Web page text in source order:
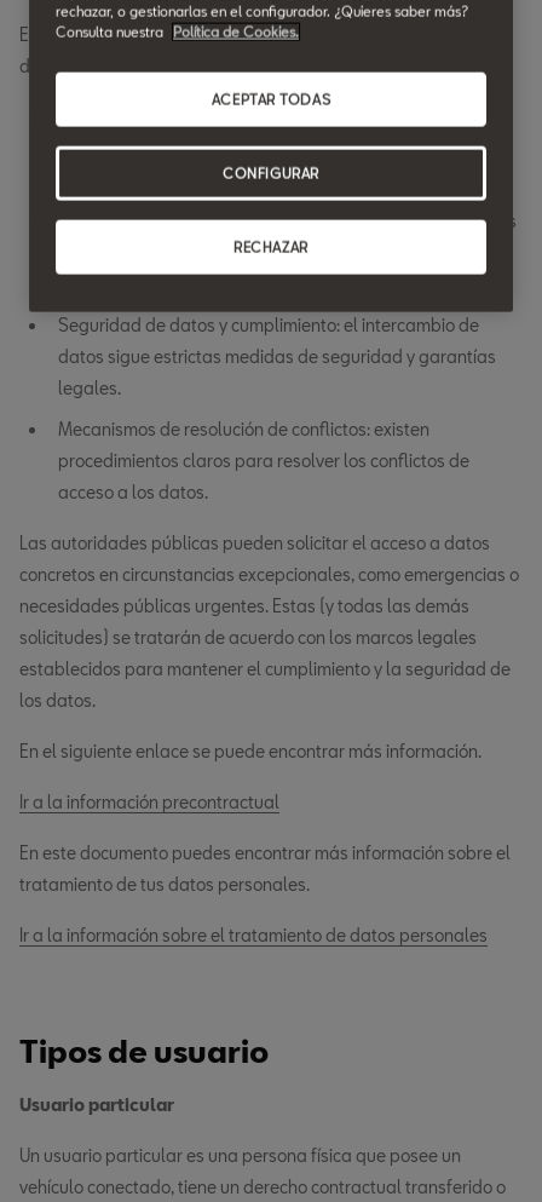
Estos son algunos de los principales aspectos de la Ley de
datos de la UE:
como las empresas tienen derecho a acceder a los datos
que generan y a gestionarlos.
Acceso y uso justos: los usuarios pueden solicitar sus datos
para sí mismos o compartirlos de forma segura con las
Seguridad de datos y cumplimiento: el intercambio de
datos sigue estrictas medidas de seguridad y garantías
legales.
Mecanismos de resolución de conflictos: existen
procedimientos claros para resolver los conflictos de
acceso a los datos.
Las autoridades públicas pueden solicitar el acceso a datos
concretos en circunstancias excepcionales, como emergencias o
necesidades públicas urgentes. Estas (y todas las demás
solicitudes) se tratarán de acuerdo con los marcos legales
establecidos para mantener el cumplimiento y la seguridad de
los datos.
En el siguiente enlace se puede encontrar más información.
Ir a la información precontractual
En este documento puedes encontrar más información sobre el
tratamiento de tus datos personales.
Ir a la información sobre el tratamiento de datos personales
Tipos de usuario
Usuario particular
Un usuario particular es una persona física que posee un
vehículo conectado, tiene un derecho contractual transferido o
rechazar, o gestionarlas en el configurador. ¿Quieres saber más?
Consulta nuestra
Política de Cookies.
RECHAZAR
ACEPTAR TODAS
CONFIGURAR